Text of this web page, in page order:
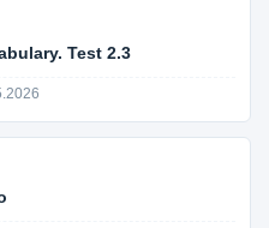
Test 2.3